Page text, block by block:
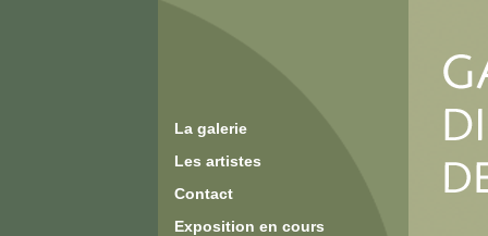
La galerie
Les artistes
Contact
Exposition en cours